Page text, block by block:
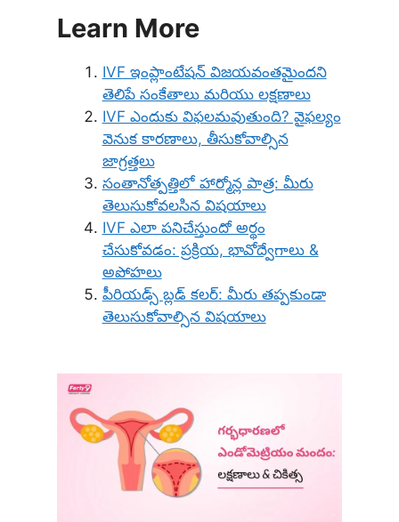
Learn More
IVF ఇంప్లాంటేషన్ విజయవంతమైందని
తెలిపే సంకేతాలు మరియు లక్షణాలు
IVF ఎందుకు విఫలమవుతుంది? వైఫల్యం
వెనుక కారణాలు, తీసుకోవాల్సిన
జాగ్రత్తలు
సంతానోత్పత్తిలో హార్మోన్ల పాత్ర: మీరు
తెలుసుకోవలసిన విషయాలు
IVF ఎలా పనిచేస్తుందో అర్థం
చేసుకోవడం: ప్రక్రియ, భావోద్వేగాలు &
అపోహలు
పీరియడ్స్ బ్లడ్ కలర్: మీరు తప్పకుండా
తెలుసుకోవాల్సిన విషయాలు